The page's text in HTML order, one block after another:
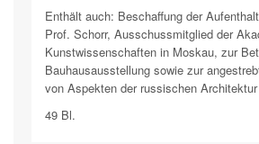
Enthält auch: Beschaffung der
Prof. Schorr, Ausschussmitglied der
Kunstwissenschaften in Moskau, zur
Bauhausausstellung sowie zur
von Aspekten der russischen
49 Bl.